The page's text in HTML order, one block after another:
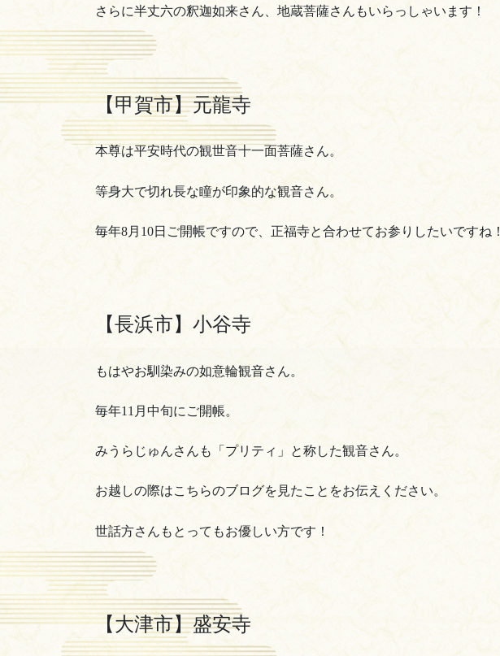
さらに半丈六の釈迦如来さん、地蔵菩薩さんもいらっしゃいます！
【甲賀市】元龍寺
本尊は平安時代の観世音十一面菩薩さん。
等身大で切れ長な瞳が印象的な観音さん。
毎年8月10日ご開帳ですので、正福寺と合わせてお参りしたいですね！
【長浜市】小谷寺
もはやお馴染みの如意輪観音さん。
毎年11月中旬にご開帳。
みうらじゅんさんも「プリティ」と称した観音さん。
お越しの際はこちらのブログを見たことをお伝えください。
世話方さんもとってもお優しい方です！
【大津市】盛安寺